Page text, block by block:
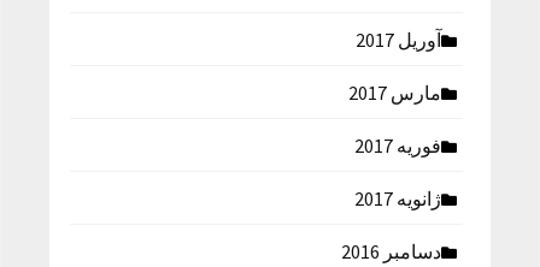
آوریل 2017
مارس 2017
فوریه 2017
ژانویه 2017
دسامبر 2016